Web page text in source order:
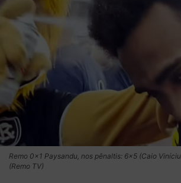
Remo 0×1 Paysandu, nos pênaltis: 6×5 (Caio
(Remo TV)